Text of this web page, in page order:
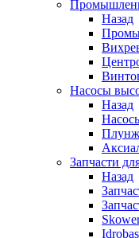
Назад
Насосы
Назад
Запчасти
Назад